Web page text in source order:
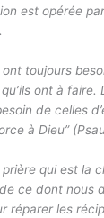
est opérée
toujours
ont à faire.
de celles
à Dieu”
prière qui est la
ce dont nous
réparer les